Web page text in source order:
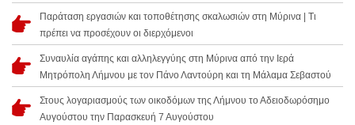
Παράταση εργασιών και τοποθέτησης σκαλωσιών στη Μύρινα | Τι
πρέπει να προσέχουν οι διερχόμενοι
Συναυλία αγάπης και αλληλεγγύης στη Μύρινα από την Ιερά
Μητρόπολη Λήμνου με τον Πάνο Λαντούρη και τη Μάλαμα Σεβαστού
Στους λογαριασμούς των οικοδόμων της Λήμνου το Αδειοδωρόσημο
Αυγούστου την Παρασκευή 7 Αυγούστου